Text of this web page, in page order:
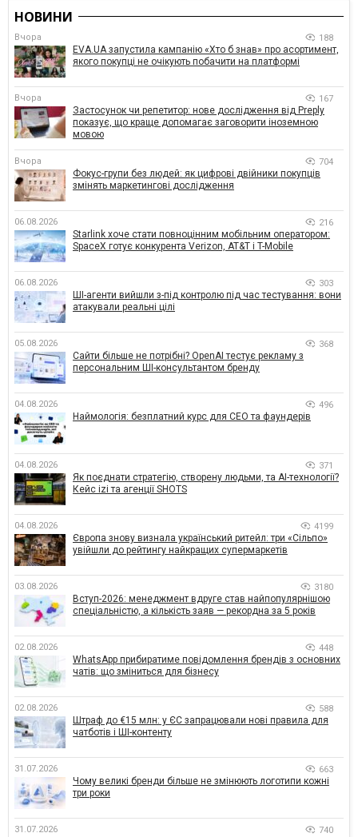
НОВИНИ
Вчора 188
EVA.UA запустила кампанію «Хто б знав» про асортимент,
якого покупці не очікують побачити на платформі
Вчора 167
Застосунок чи репетитор: нове дослідження від Preply
показує, що краще допомагає заговорити іноземною
мовою
Вчора 704
Фокус-групи без людей: як цифрові двійники покупців
змінять маркетингові дослідження
06.08.2026 216
Starlink хоче стати повноцінним мобільним оператором:
SpaceX готує конкурента Verizon, AT&T і T-Mobile
06.08.2026 303
ШІ-агенти вийшли з-під контролю під час тестування: вони
атакували реальні цілі
05.08.2026 368
Сайти більше не потрібні? OpenAI тестує рекламу з
персональним ШІ-консультантом бренду
04.08.2026 496
Наймологія: безплатний курс для CEO та фаундерів
04.08.2026 371
Як поєднати стратегію, створену людьми, та AI-технології?
Кейс izi та агенції SHOTS
04.08.2026 4199
Європа знову визнала український ритейл: три «Сільпо»
увійшли до рейтингу найкращих супермаркетів
03.08.2026 3180
Вступ-2026: менеджмент вдруге став найпопулярнішою
спеціальністю, а кількість заяв — рекордна за 5 років
02.08.2026 448
WhatsApp прибиратиме повідомлення брендів з основних
чатів: що зміниться для бізнесу
02.08.2026 588
Штраф до €15 млн: у ЄС запрацювали нові правила для
чатботів і ШІ-контенту
31.07.2026 663
Чому великі бренди більше не змінюють логотипи кожні
три роки
31.07.2026 740